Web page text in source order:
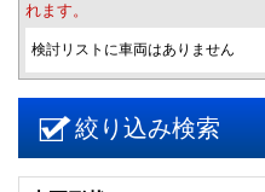
れます。
検討リストに車両はありません
絞り込み検索